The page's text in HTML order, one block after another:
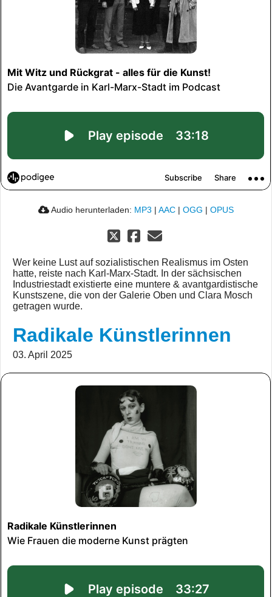
Audio herunterladen: MP3 | AAC | OGG | OPUS
Wer keine Lust auf sozialistischen Realismus im Osten
hatte, reiste nach Karl-Marx-Stadt. In der sächsischen
Industriestadt existierte eine muntere & avantgardistische
Kunstszene, die von der Galerie Oben und Clara Mosch
getragen wurde.
Radikale Künstlerinnen
03. April 2025